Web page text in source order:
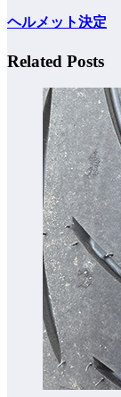
ヘルメット決定
Related Posts